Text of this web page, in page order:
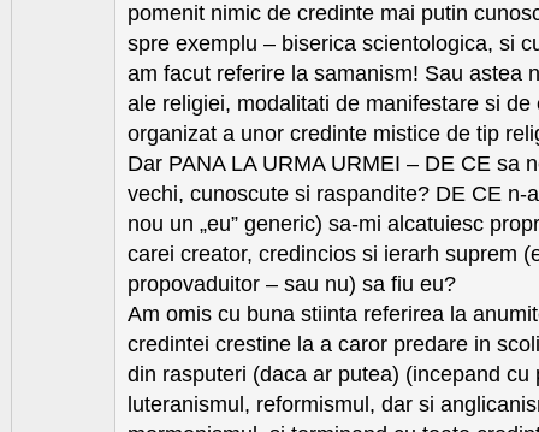
pomenit nimic de credinte mai putin
spre exemplu – biserica scientologica, si
am facut referire la samanism! Sau astea
ale religiei, modalitati de manifestare si de
organizat a unor credinte mistice de tip
Dar PANA LA URMA URMEI – DE CE sa
vechi, cunoscute si raspandite? DE CE n-
nou un „eu” generic) sa-mi alcatuiesc
carei creator, credincios si ierarh suprem
propovaduitor – sau nu) sa fiu eu?
Am omis cu buna stiinta referirea la
credintei crestine la a caror predare in
din rasputeri (daca ar putea) (incepand cu
luteranismul, reformismul, dar si